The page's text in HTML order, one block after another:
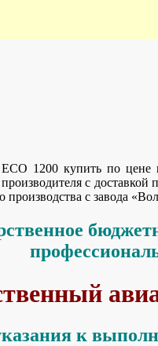
1200 купить по цене
с доставкой
производства с завода
к